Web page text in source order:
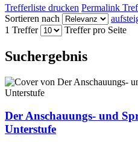
Trefferliste drucken Permalink
Sortieren nach
1 Treffer
Treffer pro Seite
Suchergebnis
Der Anschauungs- und
Unterstufe